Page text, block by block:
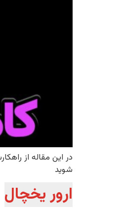
در این مقاله از
شوید
ارور یخچال